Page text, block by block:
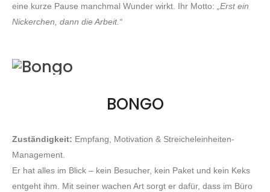
eine kurze Pause manchmal Wunder wirkt. Ihr Motto:
„Erst ein
Nickerchen, dann die Arbeit.“
BONGO
Zuständigkeit: Empfang, Motivation & Streicheleinheiten-
Management.
Er hat alles im Blick – kein Besucher, kein Paket und kein Keks
entgeht ihm. Mit seiner wachen Art sorgt er dafür, dass im Büro